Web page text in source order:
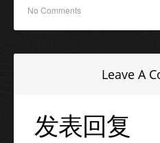
No Comments
Leave A
发表回复